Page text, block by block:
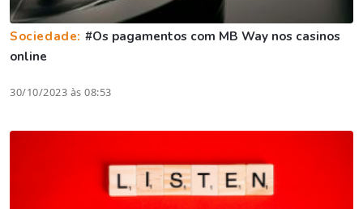
Sociedade: #Os pagamentos com MB Way nos casinos
online
30/10/2023 às 08:53